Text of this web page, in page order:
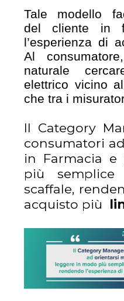
Tale modello
del cliente in
l’esperienza di
Al
naturale
elettrico vicino
che tra i
Il Category
consumatori
in Farmacia
più semplice
scaffale,
acquisto più